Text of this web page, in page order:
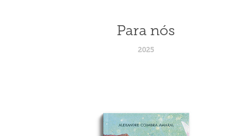
Para nós
2025